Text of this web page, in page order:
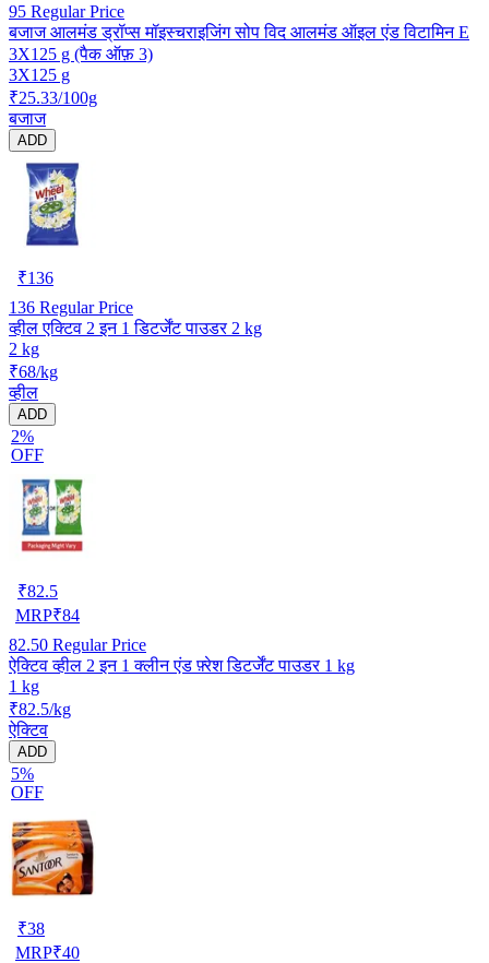
95 Regular Price
बजाज आलमंड ड्रॉप्स मॉइस्चराइजिंग सोप विद आलमंड ऑइल एंड विटामिन E
3X125 g (पैक ऑफ़ 3)
3X125 g
₹25.33/100g
बजाज
ADD
₹136
136 Regular Price
व्हील एक्टिव 2 इन 1 डिटर्जेंट पाउडर 2 kg
2 kg
₹68/kg
व्हील
ADD
2%
OFF
₹82.5
MRP₹84
82.50 Regular Price
ऐक्टिव व्हील 2 इन 1 क्लीन एंड फ़्रेश डिटर्जेंट पाउडर 1 kg
1 kg
₹82.5/kg
ऐक्टिव
ADD
5%
OFF
₹38
MRP₹40